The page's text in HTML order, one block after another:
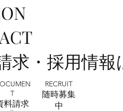
ンペーン中！フォトスタ
浦和店
求・採用情
T
料請求
RECRUIT
​随時募集
中